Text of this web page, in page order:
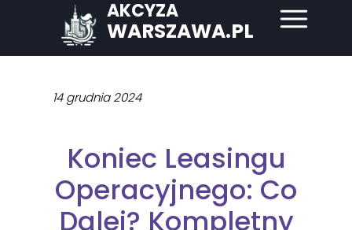
AKCYZA
WARSZAWA.PL
14 grudnia 2024
Koniec Leasingu
Operacyjnego: Co
Dalej? Kompletny